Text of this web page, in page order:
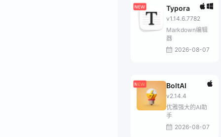
Typora
v1.14.6.7782
Markdown编辑
器
2026-08-07
BoltAI
v2.14.4
优雅强大的AI助
手
2026-08-07